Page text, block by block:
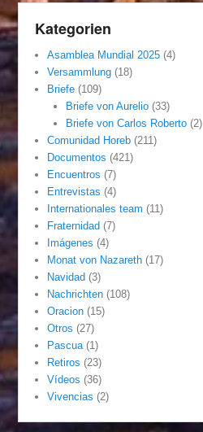
Kategorien
Asamblea Mundial 2025 (4)
Versammlung (18)
Briefe (109)
Briefe von Aurelio(33)
Briefe von Carlos Roberto(2)
Comunidad Horeb (211)
Documentos (421)
Encuentros (7)
Entrevistas (4)
Internationales team (11)
Fraternidad (7)
Imágenes (4)
Monat von Nazareth (17)
Navidad (3)
Nachrichten (108)
Oracion (15)
Otros (27)
Pascua (1)
Retiros (23)
Vídeos (36)
Vivencias (2)